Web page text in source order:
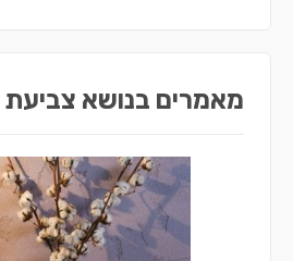
צבעים בטירת כרמל
צבעים בקריית חיים
צבעים בשפרעם
צבעים בסח'נין
מאמרים בנושא צביעת